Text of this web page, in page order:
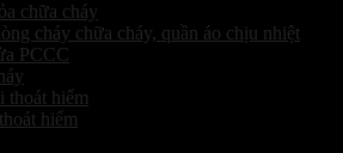
chữa cháy
cháy chữa cháy, quần áo chịu nhiệt
PCCC
thoát hiểm
hiểm